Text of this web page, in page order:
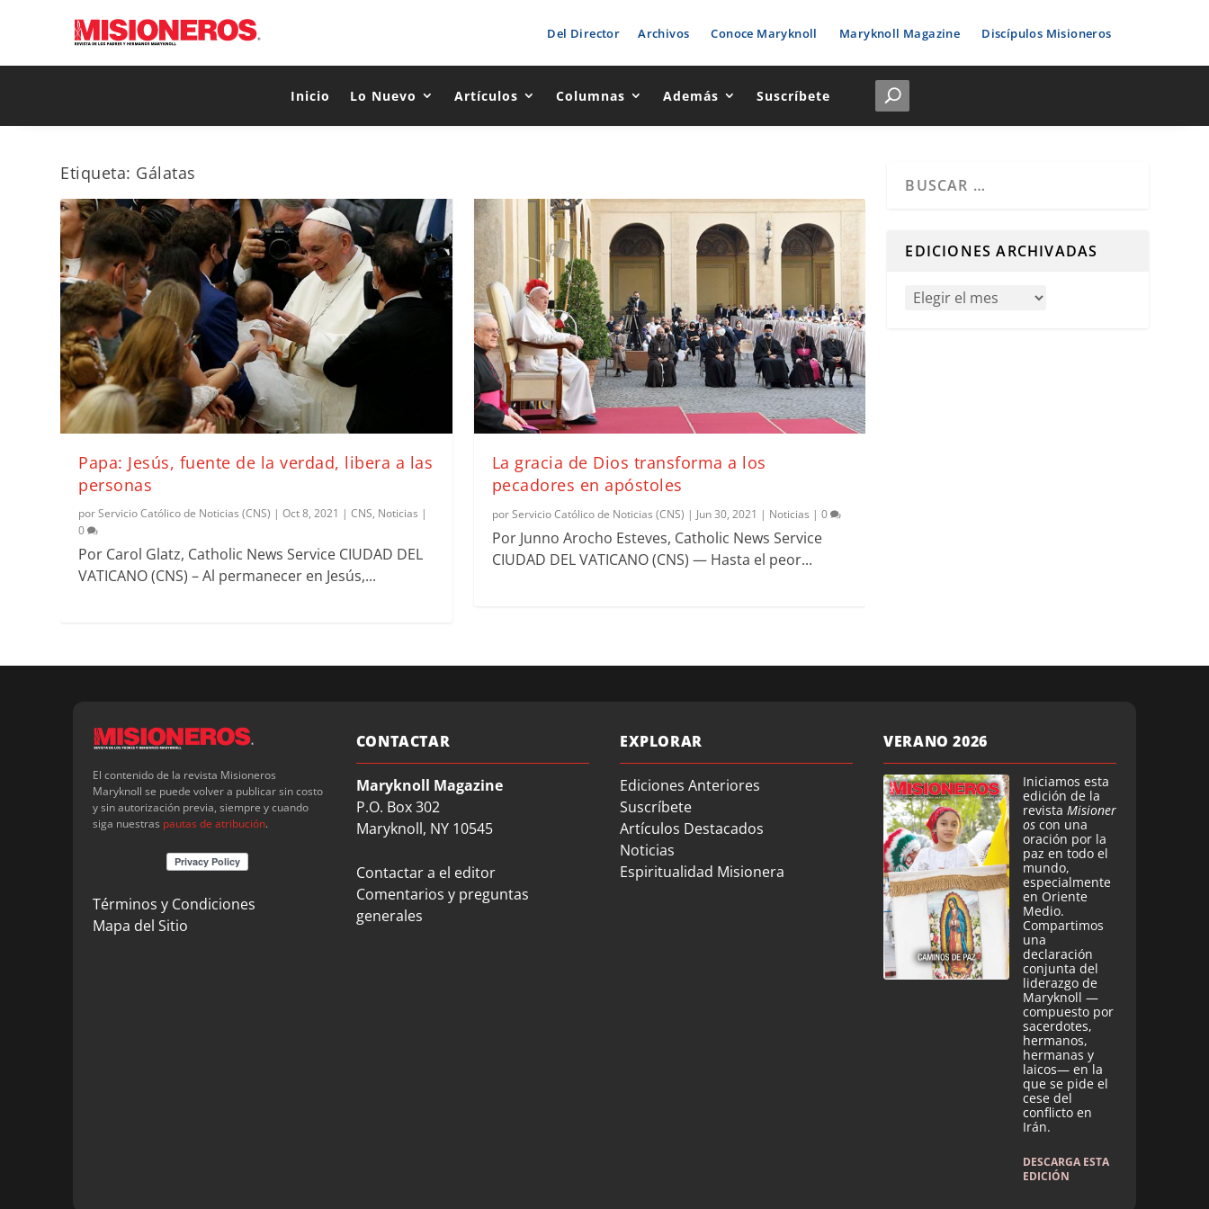
Del Director Archivos Conoce Maryknoll Maryknoll Magazine Discípulos Misioneros
Inicio Lo Nuevo Artículos Columnas Además Suscríbete
Etiqueta: Gálatas
Papa: Jesús, fuente de la verdad, libera a las
personas
porServicio Católico de Noticias (CNS) |Oct 8, 2021 |CNS, Noticias |
0
Por Carol Glatz, Catholic News Service CIUDAD DEL
VATICANO (CNS) – Al permanecer en Jesús,...
La gracia de Dios transforma a los
pecadores en apóstoles
porServicio Católico de Noticias (CNS) | Jun 30, 2021 | Noticias | 0
Por Junno Arocho Esteves, Catholic News Service
CIUDAD DEL VATICANO (CNS) — Hasta el peor...
EDICIONES ARCHIVADAS
El contenido de la revista Misioneros
Maryknoll se puede volver a publicar sin costo
y sin autorización previa, siempre y cuando
siga nuestras pautas de atribución.
Términos y Condiciones
Mapa del Sitio
CONTACTAR
Maryknoll Magazine
P.O. Box 302
Maryknoll, NY 10545
Contactar a el editor
Comentarios y preguntas
generales
EXPLORAR
Ediciones Anteriores
Suscríbete
Artículos Destacados
Noticias
Espiritualidad Misionera
VERANO 2026
Iniciamos esta
edición de la
revista Misioner
os con una
oración por la
paz en todo el
mundo,
especialmente
en Oriente
Medio.
Compartimos
una
declaración
conjunta del
liderazgo de
Maryknoll —
compuesto por
sacerdotes,
hermanos,
hermanas y
laicos— en la
que se pide el
cese del
conflicto en
Irán.
DESCARGA ESTA
EDICIÓN